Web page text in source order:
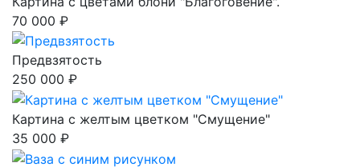
70 000 ₽
Предвзятость
250 000 ₽
Картина с желтым цветком "Смущение"
35 000 ₽